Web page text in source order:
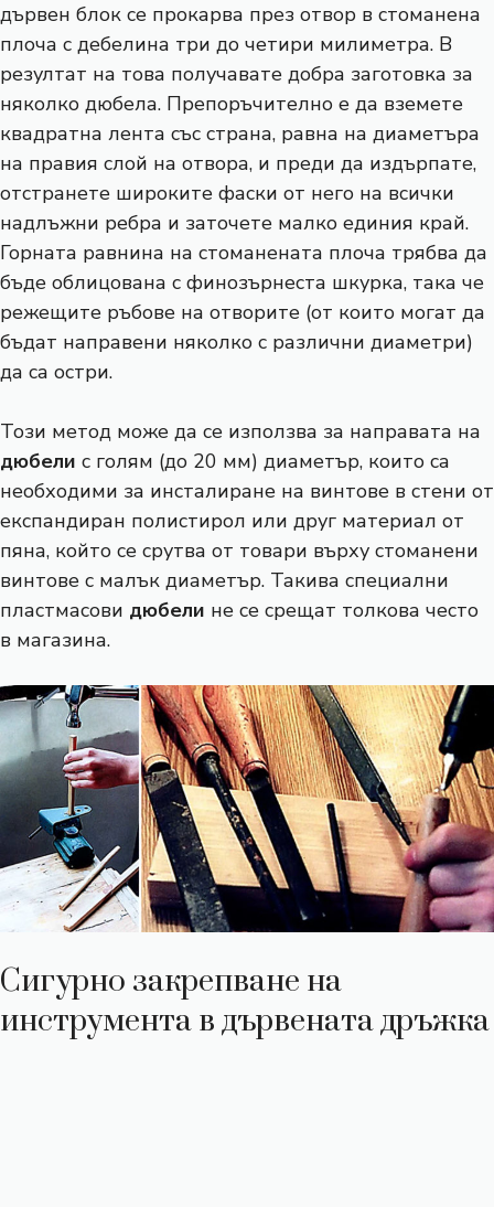
дървен блок се прокарва през отвор в стоманена
плоча с дебелина три до четири милиметра. В
резултат на това получавате добра заготовка за
няколко дюбела. Препоръчително е да вземете
квадратна лента със страна, равна на диаметъра
на правия слой на отвора, и преди да издърпате,
отстранете широките фаски от него на всички
надлъжни ребра и заточете малко единия край.
Горната равнина на стоманената плоча трябва да
бъде облицована с финозърнеста шкурка, така че
режещите ръбове на отворите (от които могат да
бъдат направени няколко с различни диаметри)
да са остри.
Този метод може да се използва за направата на
дюбели с голям (до 20 мм) диаметър, които са
необходими за инсталиране на винтове в стени от
експандиран полистирол или друг материал от
пяна, който се срутва от товари върху стоманени
винтове с малък диаметър. Такива специални
пластмасови дюбели не се срещат толкова често
в магазина.
Сигурно закрепване на
инструмента в дървената дръжка